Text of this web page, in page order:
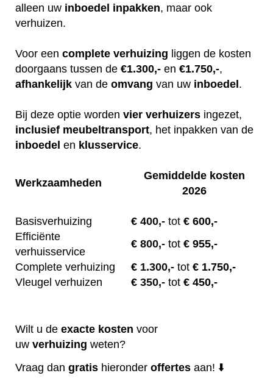
alleen uw inboedel inpakken, maar ook
verhuizen.
Voor een complete verhuizing liggen de kosten
doorgaans tussen de €1.300,- en €1.750,-,
afhankelijk van de omvang van uw inboedel .
Bij deze optie worden vier verhuizers ingezet,
inclusief meubeltransport, het inpakken van de
inboedel en klusservice.
Werkzaamheden
Gemiddelde kosten
2026
Basisverhuizing € 400,- tot € 600,-
Efficiënte
verhuisservice
€ 800,- tot € 955,-
Complete verhuizing
€ 1.300,- tot € 1.750,-
Vleugel verhuizen
€ 350,- tot € 450,-
Wilt u de exacte kosten voor
uw verhuizing weten?
Vraag dan gratis hieronder offertes aan! ⬇️